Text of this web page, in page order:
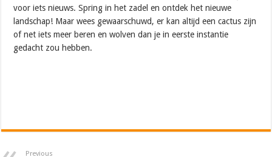
voor iets nieuws. Spring in het zadel en ontdek het nieuwe
landschap! Maar wees gewaarschuwd, er kan altijd een cactus zijn
of net iets meer beren en wolven dan je in eerste instantie
gedacht zou hebben.
Previous